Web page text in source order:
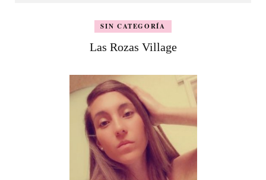
SIN CATEGORÍA
Las Rozas Village